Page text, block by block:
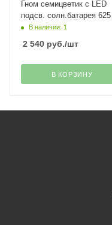
Гном семицветик с LED
подсв. солн.батарея 625
Чудесный Сад
В наличии: 1
2 540 руб./шт
В КОРЗИНУ